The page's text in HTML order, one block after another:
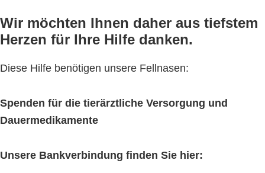
Wir möchten Ihnen daher aus tiefstem
Herzen für Ihre Hilfe danken.
Diese Hilfe benötigen unsere Fellnasen:
Spenden für die tierärztliche Versorgung und
Dauermedikamente
Unsere Bankverbindung finden Sie hier: